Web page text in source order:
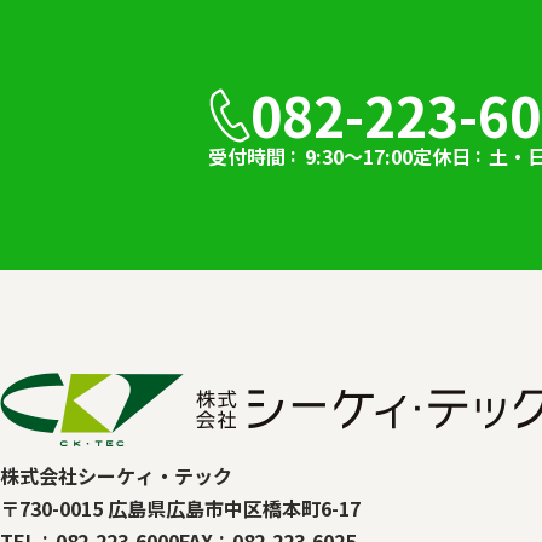
082-223-
受付時間 9:30～17:00定休日 土・
株式会社シーケィ・テック
〒730-0015 広島県広島市中区橋本町6-17